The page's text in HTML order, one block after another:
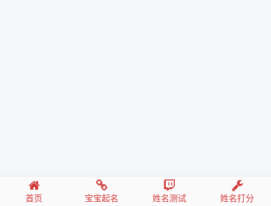
首页 宝宝起名 姓名测试 姓名打分